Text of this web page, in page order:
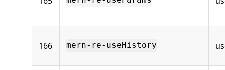
166 mern-re-useHistory